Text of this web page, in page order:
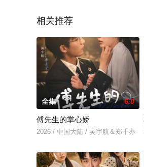
相关推荐
全集 6.0
傅先生的掌心娇
2026 / 中国大陆 / 吴宇航＆郑千亦